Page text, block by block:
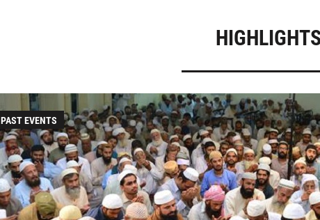
PAST EVENTS